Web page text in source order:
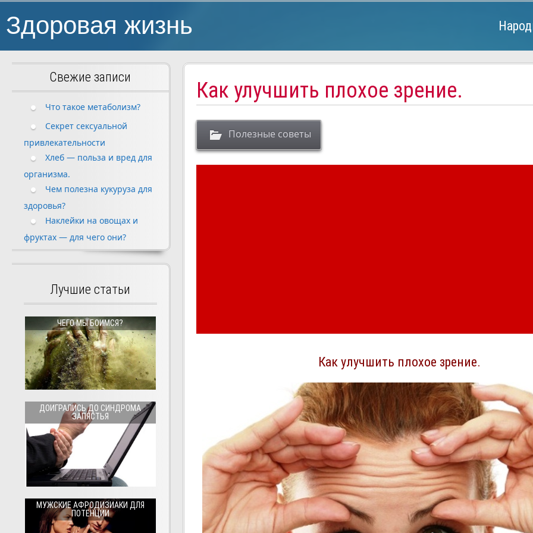
Здоровая жизнь
Как улучшить плохое зрение.
Полезные советы
Как улучшить плохое зрение.
Свежие записи
Что такое метаболизм?
Секрет сексуальной
привлекательности
Хлеб — польза и вред для
организма.
Чем полезна кукуруза для
здоровья?
Наклейки на овощах и
фруктах — для чего они?
Лучшие статьи
ЧЕГО МЫ БОИМСЯ?
ДОИГРАЛИСЬ ДО СИНДРОМА
ЗАПЯСТЬЯ
МУЖСКИЕ АФРОДИЗИАКИ ДЛЯ
ПОТЕНЦИИ